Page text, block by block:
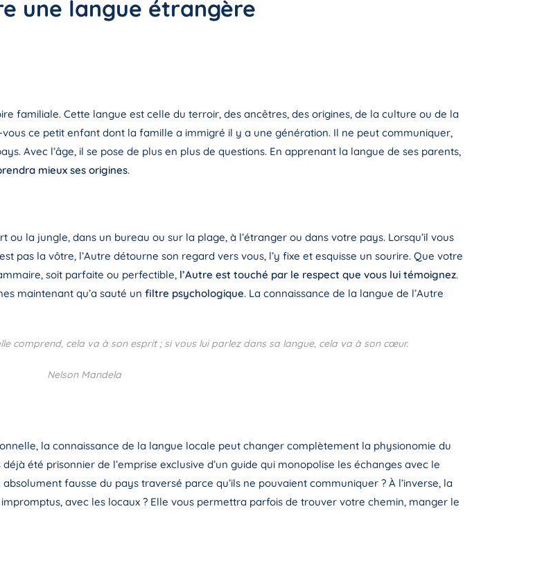
une langue étrangère
familiale. Cette langue est celle du terroir, des ancêtres, des origines, de la culture ou de la
ce petit enfant dont la famille a immigré il y a une génération. Il ne peut communiquer,
Avec l’âge, il se pose de plus en plus de questions. En apprenant la langue de ses parents,
mieux ses origines.
la jungle, dans un bureau ou sur la plage, à l’étranger ou dans votre pays. Lorsqu’il vous
pas la vôtre, l’Autre détourne son regard vers vous, l’y fixe et esquisse un sourire. Que votre
soit parfaite ou perfectible, l’Autre est touché par le respect que vous lui témoignez.
maintenant qu’a sauté un filtre psychologique. La connaissance de la langue de l’Autre
comprend, cela va à son esprit ; si vous lui parlez dans sa langue, cela va à son cœur.
Nelson Mandela
la connaissance de la langue locale peut changer complètement la physionomie du
été prisonnier de l’emprise exclusive d’un guide qui monopolise les échanges avec le
fausse du pays traversé parce qu’ils ne pouvaient communiquer ? À l’inverse, la
avec les locaux ? Elle vous permettra parfois de trouver votre chemin, manger le